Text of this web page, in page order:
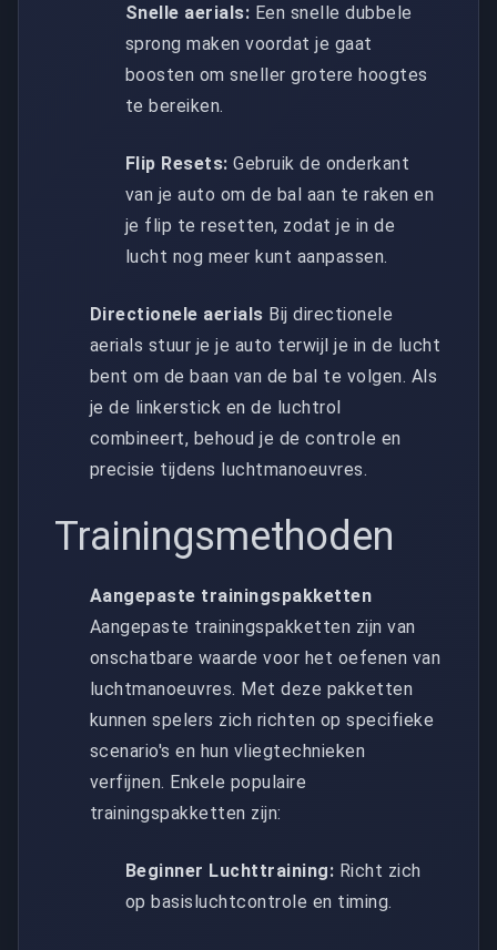
Snelle aerials: Een snelle dubbele
sprong maken voordat je gaat
boosten om sneller grotere hoogtes
te bereiken.
Flip Resets: Gebruik de onderkant
van je auto om de bal aan te raken en
je flip te resetten, zodat je in de
lucht nog meer kunt aanpassen.
Directionele aerials Bij directionele
aerials stuur je je auto terwijl je in de lucht
bent om de baan van de bal te volgen. Als
je de linkerstick en de luchtrol
combineert, behoud je de controle en
precisie tijdens luchtmanoeuvres.
Trainingsmethoden
Aangepaste trainingspakketten
Aangepaste trainingspakketten zijn van
onschatbare waarde voor het oefenen van
luchtmanoeuvres. Met deze pakketten
kunnen spelers zich richten op specifieke
scenario's en hun vliegtechnieken
verfijnen. Enkele populaire
trainingspakketten zijn:
Beginner Luchttraining: Richt zich
op basisluchtcontrole en timing.